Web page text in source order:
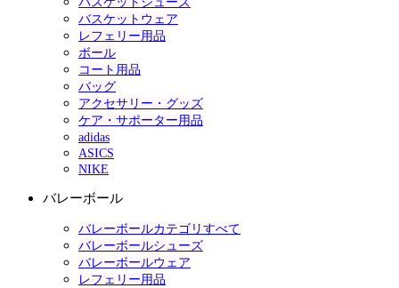
バスケットウェア
レフェリー用品
ボール
コート用品
バッグ
アクセサリー・グッズ
ケア・サポーター用品
adidas
ASICS
NIKE
バレーボール
バレーボールカテゴリすべて
バレーボールシューズ
バレーボールウェア
レフェリー用品